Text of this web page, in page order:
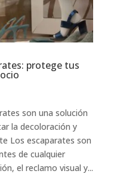
protege tus
son una solución
la decoloración y
Los escaparates son
de cualquier
el reclamo visual y...